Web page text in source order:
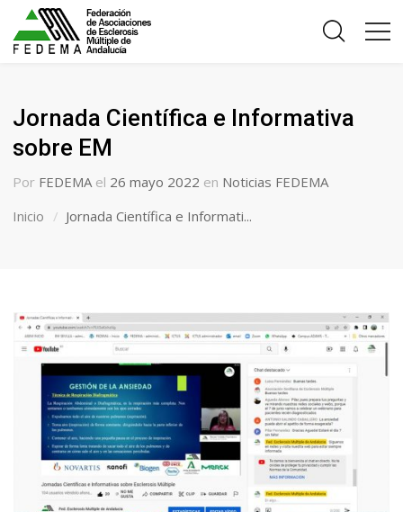
Jornada Científica e Informativa
sobre EM
Por FEDEMA el 26 mayo 2022 en Noticias FEDEMA
Inicio
Jornada Científica e Informati...